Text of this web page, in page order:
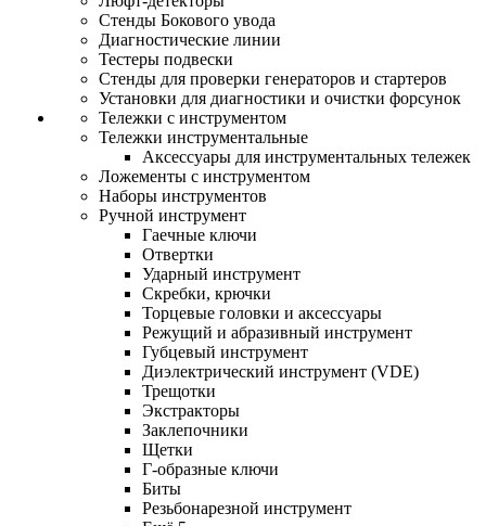
Стенды Бокового увода
Диагностические линии
Тестеры подвески
Стенды для проверки генераторов и стартеров
Установки для диагностики и очистки форсунок
Тележки с инструментом
Тележки инструментальные
Аксессуары для инструментальных тележек
Ложементы с инструментом
Наборы инструментов
Ручной инструмент
Гаечные ключи
Отвертки
Ударный инструмент
Скребки, крючки
Торцевые головки и аксессуары
Режущий и абразивный инструмент
Губцевый инструмент
Диэлектрический инструмент (VDE)
Трещотки
Экстракторы
Заклепочники
Щетки
Г-образные ключи
Биты
Резьбонарезной инструмент